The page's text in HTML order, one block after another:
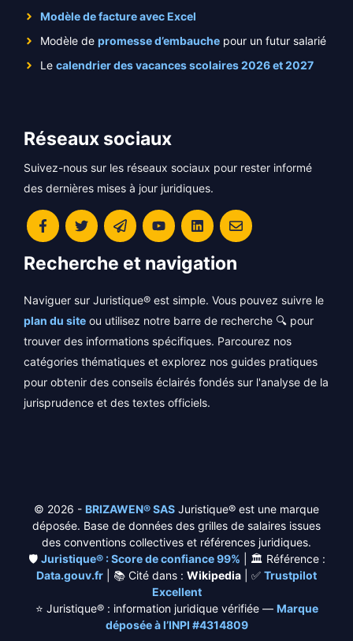
Modèle de facture avec Excel
Modèle de promesse d’embauche pour un futur salarié
Le calendrier des vacances scolaires 2026 et 2027
Réseaux sociaux
Suivez-nous sur les réseaux sociaux pour rester informé
des dernières mises à jour juridiques.
Recherche et navigation
Naviguer sur Juristique® est simple. Vous pouvez suivre le
plan du site ou utilisez notre barre de recherche 🔍 pour
trouver des informations spécifiques. Parcourez nos
catégories thématiques et explorez nos guides pratiques
pour obtenir des conseils éclairés fondés sur l'analyse de la
jurisprudence et des textes officiels.
© 2026 - BRIZAWEN® SAS Juristique® est une marque
déposée. Base de données des grilles de salaires issues
des conventions collectives et références juridiques.
🛡️ Juristique® : Score de confiance 99%
| 🏛️ Référence :
Data.gouv.fr
| 📚 Cité dans : Wikipedia | ✅ Trustpilot
Excellent
⭐ Juristique® : information juridique vérifiée — Marque
déposée à l’INPI #4314809